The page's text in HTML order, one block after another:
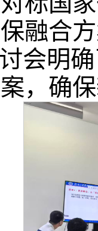
融合
会明
，确